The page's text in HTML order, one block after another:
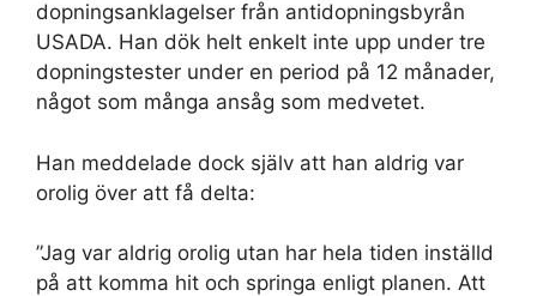
dopningsanklagelser från antidopningsbyrån
USADA. Han dök helt enkelt inte upp under tre
dopningstester under en period på 12 månader,
något som många ansåg som medvetet.
Han meddelade dock själv att han aldrig var
orolig över att få delta:
”Jag var aldrig orolig utan har hela tiden inställd
på att komma hit och springa enligt planen. Att